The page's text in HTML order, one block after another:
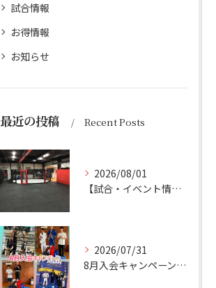
試合情報
お得情報
お知らせ
最近の投稿 Recent Posts
2026/08/01
【試合・イベント情報】 8/1更新 お盆休み
2026/07/31
8月入会キャンペーン実施